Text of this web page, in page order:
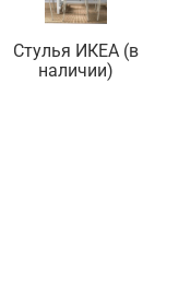
Стулья ИКЕА (в
наличии)